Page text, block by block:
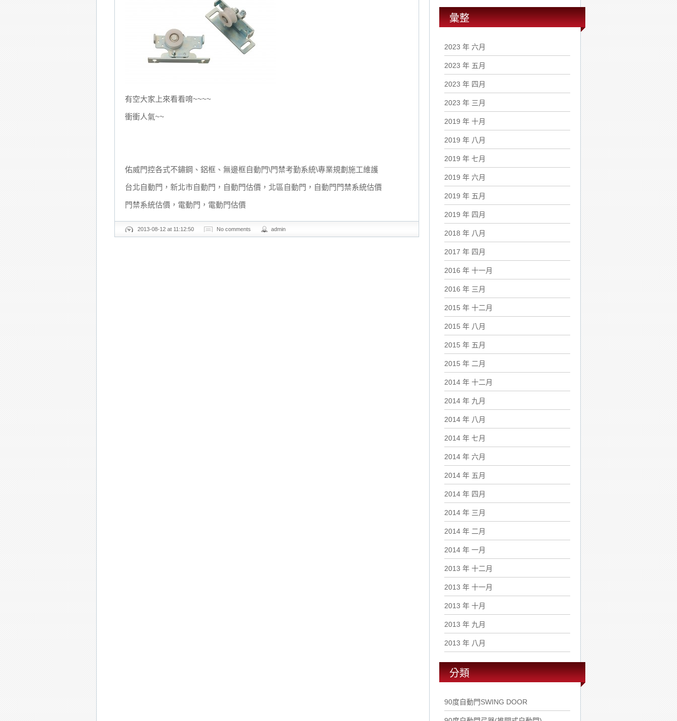
有空大家上來看看唷~~~~
衝衝人氣~~
佑威門控各式不鏽鋼、鋁框、無邊框自動門\門禁考勤系統\專業規劃施工維護
台北自動門，新北市自動門，自動門估價，北區自動門，自動門門禁系統估價
門禁系統估價，電動門，電動門估價
2013-08-12 at 11:12:50 No comments admin
彙整
2023 年 六月
2023 年 五月
2023 年 四月
2023 年 三月
2019 年 十月
2019 年 八月
2019 年 七月
2019 年 六月
2019 年 五月
2019 年 四月
2018 年 八月
2017 年 四月
2016 年 十一月
2016 年 三月
2015 年 十二月
2015 年 八月
2015 年 五月
2015 年 二月
2014 年 十二月
2014 年 九月
2014 年 八月
2014 年 七月
2014 年 六月
2014 年 五月
2014 年 四月
2014 年 三月
2014 年 二月
2014 年 一月
2013 年 十二月
2013 年 十一月
2013 年 十月
2013 年 九月
2013 年 八月
分類
90度自動門SWING DOOR